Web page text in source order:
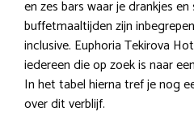
en zes bars waar je drankjes
buffetmaaltijden zijn
inclusive. Euphoria Tekirova
iedereen die op zoek is naar
In het tabel hierna tref je nog
over dit verblijf.